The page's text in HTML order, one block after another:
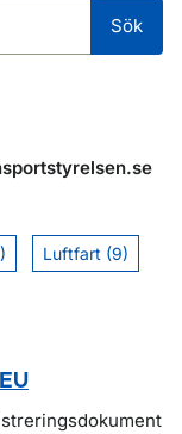
Sök
Luftfart (9)